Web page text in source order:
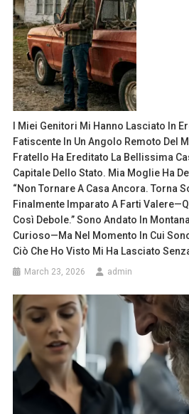
I Miei Genitori Mi Hanno Lasciato In
Fatiscente In Un Angolo Remoto Del
Fratello Ha Ereditato La Bellissima
Capitale Dello Stato. Mia Moglie Ha
“Non Tornare A Casa Ancora. Torna
Finalmente Imparato A Farti
Così Debole.” Sono Andato In
Curioso—Ma Nel Momento In Cui
Ciò Che Ho Visto Mi Ha Lasciato
March 23, 2026 admin